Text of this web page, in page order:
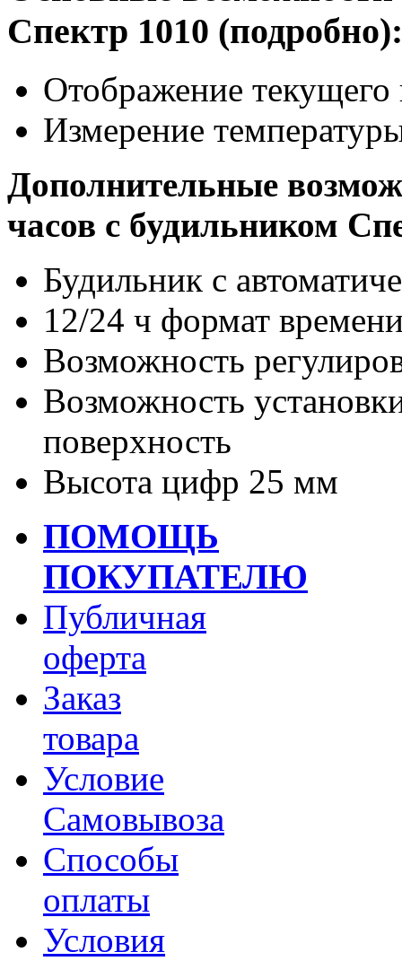
Спектр 1010 (подробно):
Отображение текущего
Измерение
Дополнительные
часов с будильником
Будильник с
12/24 ч формат
Возможность
Возможность
поверхность
Высота цифр 25 мм
ПОМОЩЬ
ПОКУПАТЕЛЮ
Публичная
оферта
Заказ
товара
Условие
Самовывоза
Способы
оплаты
Условия